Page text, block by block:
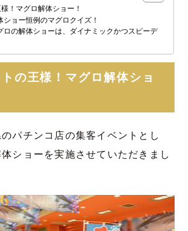
！マグロ解体ショー！
ショー恒例のマグロクイズ！
ロの解体ショーは、ダイナミックかつスピーデ
の王様！マグロ解体ショ
パチンコ店の集客イベントとし
ショーを実施させていただきまし